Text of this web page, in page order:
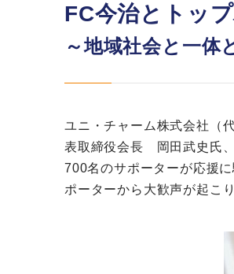
FC今治とトッ
～地域社会と一体
ユニ・チャーム株式会社（
表取締役会長 岡田武史氏、
700名のサポーターが応援
ポーターから大歓声が起こ